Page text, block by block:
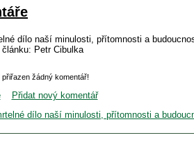
dílo naší minulosti, přítomnosti a
Petr Cibulka
žádný komentář!
Přidat nový komentář
dílo naší minulosti, přítomnosti a